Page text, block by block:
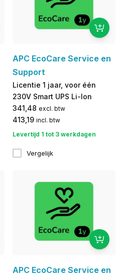
APC EcoCare Service en
Support
Licentie 1 jaar, voor één
230V Smart UPS Li-Ion
341,48 excl. btw
413,19 incl. btw
Levertijd 1 tot 3 werkdagen
Vergelijk
APC EcoCare Service en